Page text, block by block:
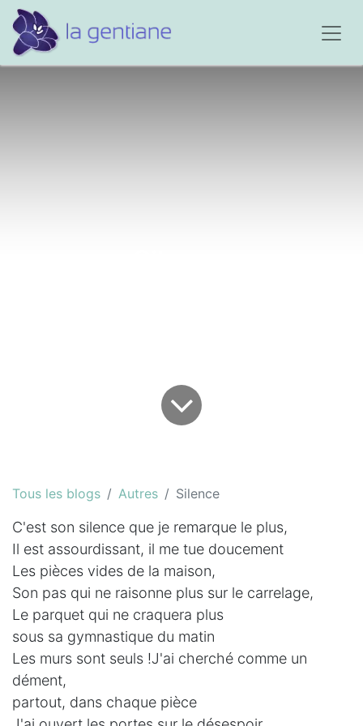
Tous les blogs Autres Silence
C'est son silence que je remarque le plus,
Il est assourdissant, il me tue doucement
Les pièces vides de la maison,
Son pas qui ne raisonne plus sur le carrelage,
Le parquet qui ne craquera plus
sous sa gymnastique du matin
Les murs sont seuls !J'ai cherché comme un
dément,
partout, dans chaque pièce